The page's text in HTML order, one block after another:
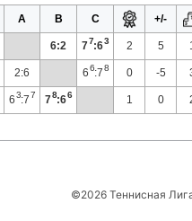
A B C +/-
6:2 77:63 2 5
2:6 66:78 0 -5
63:77 78:66 1 0
©2026 Теннисная